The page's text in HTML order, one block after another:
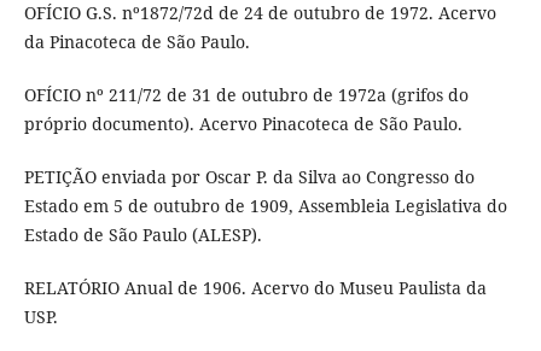
OFÍCIO G.S. nº1872/72d de 24 de outubro de 1972. Acervo
da Pinacoteca de São Paulo.
OFÍCIO nº 211/72 de 31 de outubro de 1972a (grifos do
próprio documento). Acervo Pinacoteca de São Paulo.
PETIÇÃO enviada por Oscar P. da Silva ao Congresso do
Estado em 5 de outubro de 1909, Assembleia Legislativa do
Estado de São Paulo (ALESP).
RELATÓRIO Anual de 1906. Acervo do Museu Paulista da
USP.